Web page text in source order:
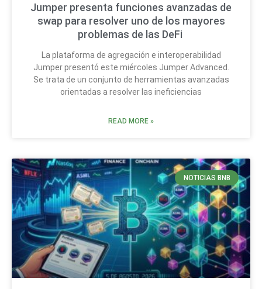
Jumper presenta funciones avanzadas de
swap para resolver uno de los mayores
problemas de las DeFi
La plataforma de agregación e interoperabilidad
Jumper presentó este miércoles Jumper Advanced.
Se trata de un conjunto de herramientas avanzadas
orientadas a resolver las ineficiencias
READ MORE »
NOTICIAS BNB